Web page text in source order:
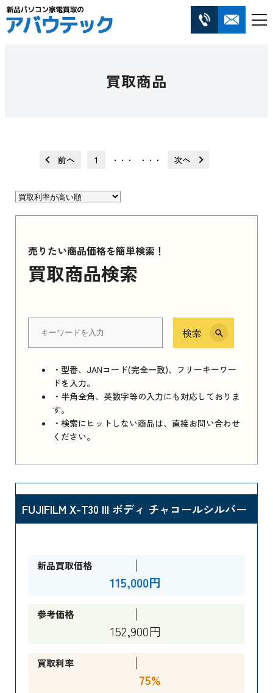
買取商品
前へ 1 ・・・ ・・・ 次へ
売りたい商品価格を簡単検索！
買取商品検索
検索
・型番、JANコード(完全一致)、フリーキーワー
ドを入力。
・半角全角、英数字等の入力にも対応しておりま
す。
・検索にヒットしない商品は、直接お問い合わせ
ください。
FUJIFILM X-T30 III ボディ チャコールシルバー
新品買取価格
115,000円
参考価格
152,900円
買取利率
75%